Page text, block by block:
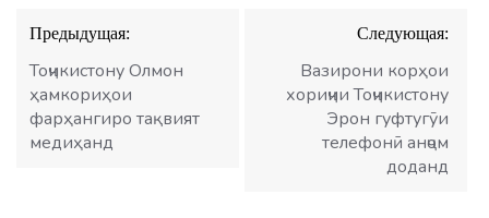
Навигация
по
записям
Предыдущая:
Тоҷикистону Олмон
ҳамкориҳои
фарҳангиро тақвият
медиҳанд
Следующая:
Вазирони корҳои
хориҷии Тоҷикистону
Эрон гуфтугӯи
телефонӣ анҷом
доданд